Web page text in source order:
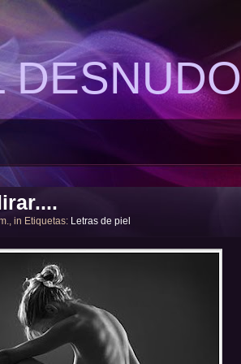
DESNUDO
in Etiquetas: Letras de piel